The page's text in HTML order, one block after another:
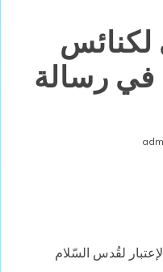
لكنائس
رسالة
لقُدس السّلام